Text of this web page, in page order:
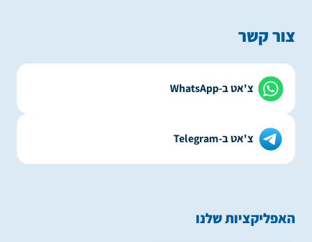
צור קשר
צ'אט ב-WhatsApp
צ'אט ב-Telegram
האפליקציות שלנו